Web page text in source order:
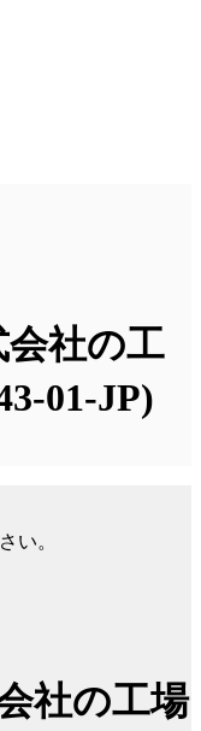
社の工
01-JP)
い。
社の工場